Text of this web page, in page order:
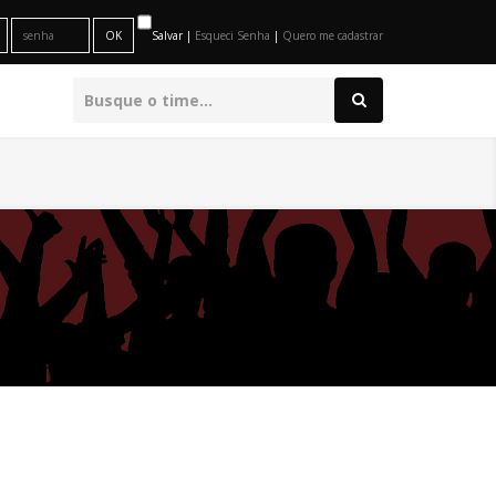
Salvar | Esqueci Senha | Quero me cadastrar